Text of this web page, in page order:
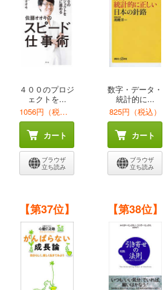
４００のプロジ
ェクトを...
1056円（税込）
カート
ブラウザ
立ち読み
数字・データ・
統計的に...
825円（税込）
カート
ブラウザ
立ち読み
【第37位】 【第38位】